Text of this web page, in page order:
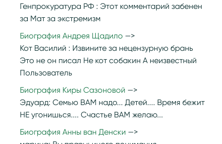
Генпрокуратура РФ : Этот комментарий забенен
за Мат за экстремизм
Биография Андрея Щадило
Кот Василий : Извините за нецензурную брань
Это не он писал Не кот собакин А неизвестный
Пользователь
Биография Киры Сазоновой
Эдуард: Семью ВАМ надо... Детей.... Время бежит
НЕ угонишься.... Счастье ВАМ желаю...
Биография Анны ван Денски